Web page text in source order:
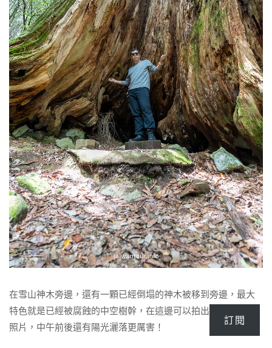
在雪山神木旁邊，還有一顆已經倒塌的神木被移到旁邊，最大
特色就是已經被腐蝕的中空樹幹，在這邊可以拍出很有特色的
照片，中午前後還有陽光灑落更厲害！
訂閱